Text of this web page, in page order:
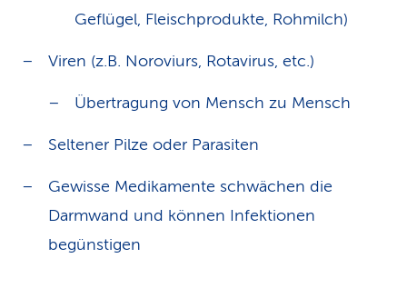
Geflügel, Fleischprodukte, Rohmilch)
Viren (z.B. Noroviurs, Rotavirus, etc.)
Übertragung von Mensch zu Mensch
Seltener Pilze oder Parasiten
Gewisse Medikamente schwächen die
Darmwand und können Infektionen
begünstigen